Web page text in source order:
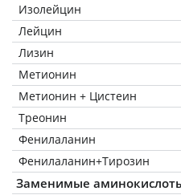
Изолейцин
Лейцин
Лизин
Метионин
Метионин + Цистеин
Треонин
Фенилаланин
Фенилаланин+Тирозин
Заменимые